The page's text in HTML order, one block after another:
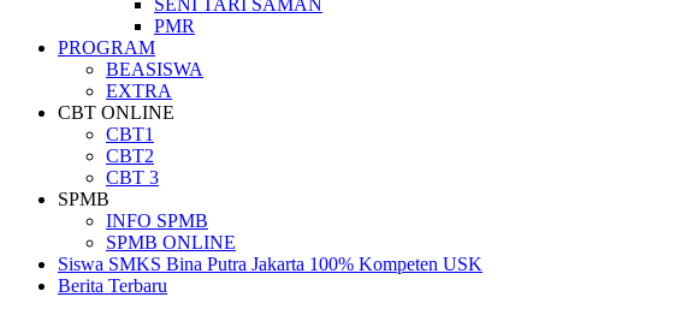
PMR
PROGRAM
BEASISWA
EXTRA
CBT ONLINE
CBT1
CBT2
CBT 3
SPMB
INFO SPMB
SPMB ONLINE
Siswa SMKS Bina Putra Jakarta 100% Kompeten USK
Berita Terbaru